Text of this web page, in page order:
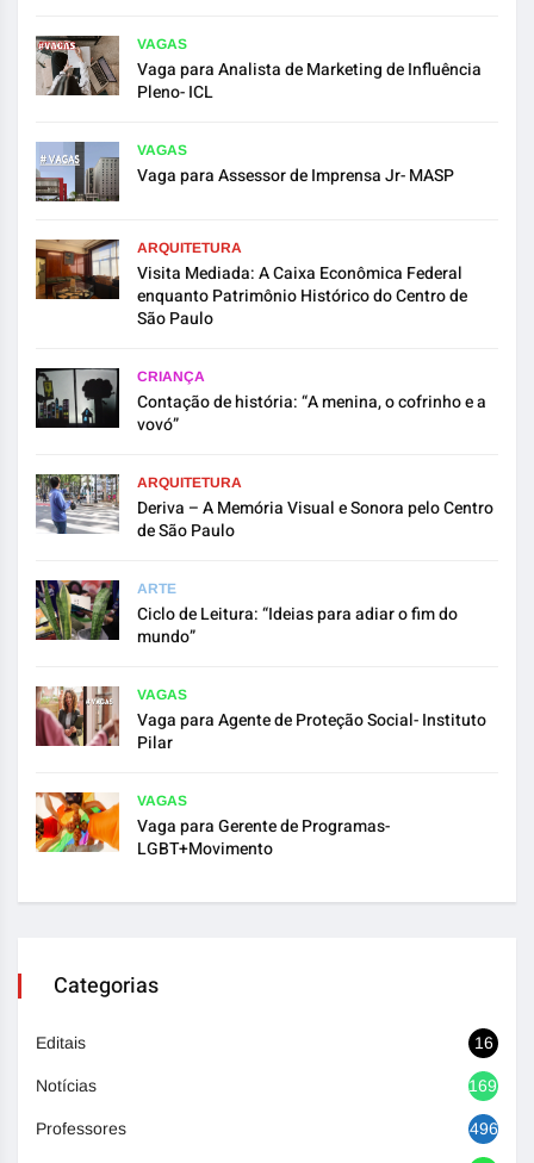
VAGAS
Vaga para Analista de Marketing de Influência
Pleno- ICL
VAGAS
Vaga para Assessor de Imprensa Jr- MASP
ARQUITETURA
Visita Mediada: A Caixa Econômica Federal
enquanto Patrimônio Histórico do Centro de
São Paulo
CRIANÇA
Contação de história: “A menina, o cofrinho e a
vovó”
ARQUITETURA
Deriva – A Memória Visual e Sonora pelo Centro
de São Paulo
ARTE
Ciclo de Leitura: “Ideias para adiar o fim do
mundo”
VAGAS
Vaga para Agente de Proteção Social- Instituto
Pilar
VAGAS
Vaga para Gerente de Programas-
LGBT+Movimento
Categorias
Editais 16
Notícias 1692
Professores 496